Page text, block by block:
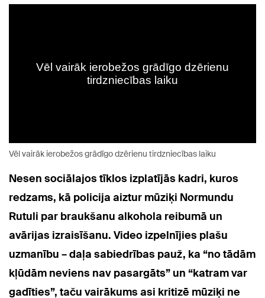
Vēl vairāk ierobežos grādīgo dzērienu tirdzniecības laiku
Nesen sociālajos tīklos izplatījās kadri, kuros
redzams, kā policija aiztur mūziķi Normundu
Rutuli par braukšanu alkohola reibumā un
avārijas izraisīšanu. Video izpelnījies plašu
uzmanību – daļa sabiedrības pauž, ka “no tādām
kļūdām neviens nav pasargāts” un “katram var
gadīties”, taču vairākums asi kritizē mūziķi ne